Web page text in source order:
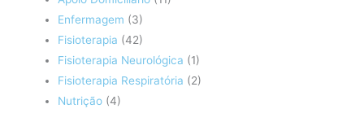
Enfermagem (3)
Fisioterapia (42)
Fisioterapia Neurológica (1)
Fisioterapia Respiratória (2)
Nutrição (4)